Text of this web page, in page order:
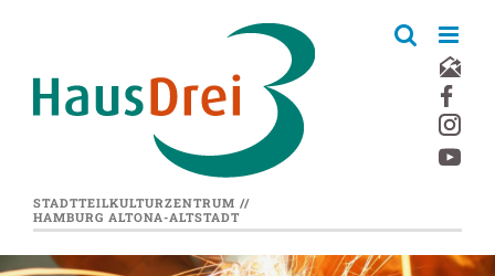
STADTTEILKULTURZENTRUM //
HAMBURG ALTONA-ALTSTADT